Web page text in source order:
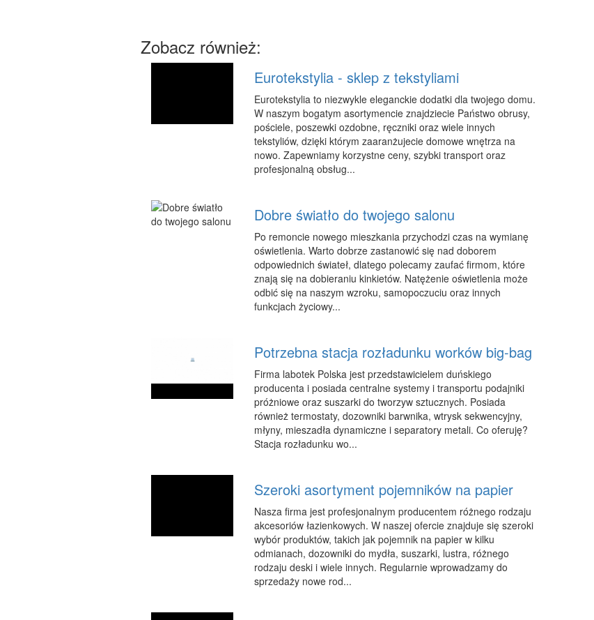
Zobacz również:
Eurotekstylia - sklep z tekstyliami
Eurotekstylia to niezwykle eleganckie dodatki dla twojego domu.
W naszym bogatym asortymencie znajdziecie Państwo obrusy,
pościele, poszewki ozdobne, ręczniki oraz wiele innych
tekstyliów, dzięki którym zaaranżujecie domowe wnętrza na
nowo. Zapewniamy korzystne ceny, szybki transport oraz
profesjonalną obsług...
Dobre światło do twojego salonu
Po remoncie nowego mieszkania przychodzi czas na wymianę
oświetlenia. Warto dobrze zastanowić się nad doborem
odpowiednich świateł, dlatego polecamy zaufać firmom, które
znają się na dobieraniu kinkietów. Natężenie oświetlenia może
odbić się na naszym wzroku, samopoczuciu oraz innych
funkcjach życiowy...
Potrzebna stacja rozładunku worków big-bag
Firma labotek Polska jest przedstawicielem duńskiego
producenta i posiada centralne systemy i transportu podajniki
próżniowe oraz suszarki do tworzyw sztucznych. Posiada
również termostaty, dozowniki barwnika, wtrysk sekwencyjny,
młyny, mieszadła dynamiczne i separatory metali. Co oferuję?
Stacja rozładunku wo...
Szeroki asortyment pojemników na papier
Nasza firma jest profesjonalnym producentem różnego rodzaju
akcesoriów łazienkowych. W naszej ofercie znajduje się szeroki
wybór produktów, takich jak pojemnik na papier w kilku
odmianach, dozowniki do mydła, suszarki, lustra, różnego
rodzaju deski i wiele innych. Regularnie wprowadzamy do
sprzedaży nowe rod...